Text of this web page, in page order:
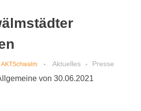
AKTSchwalm Aktuelles Presse
von 30.06.2021